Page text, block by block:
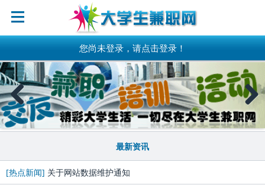
您尚未登录，请点击登录！
Previous Next
最新资讯
[热点新闻] 关于网站数据维护通知